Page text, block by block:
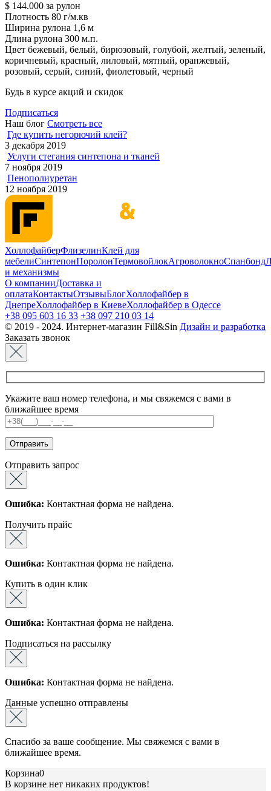
$ 144.000 за рулон
Плотность 80 г/м.кв
Ширина рулона 1,6 м
Длина рулона 300 м.п.
Цвет бежевый, белый, бирюзовый, голубой, желтый, зеленый,
коричневый, красный, лиловый, мятный, оранжевый,
розовый, серый, синий, фиолетовый, черный
Будь в курсе акций и скидок
Подписаться
Наш блог Смотреть все
Где купить негорючий клей?
3 декабря 2019
Услуги стегания синтепона и тканей
7 ноября 2019
Пенополиуретан
12 ноября 2019
ХоллофайберФлизелинКлей для
мебелиСинтепонПоролонТермовойлокАгроволокноСпанбонд
и механизмы
О компанииДоставка и
оплатаКонтактыОтзывыБлогХоллофайбер в
ДнепреХоллофайбер в КиевеХоллофайбер в Одессе
+38 095 603 16 33 +38 097 210 03 14
© 2019 - 2024. Интернет-магазин Fill&Sin Дизайн и разработка
Заказать звонок
Укажите ваш номер телефона, и мы свяжемся с вами в
ближайшее время
Отправить запрос
Ошибка: Контактная форма не найдена.
Получить прайс
Ошибка: Контактная форма не найдена.
Купить в один клик
Ошибка: Контактная форма не найдена.
Подписаться на рассылку
Ошибка: Контактная форма не найдена.
Данные успешно отправлены
Спасибо за ваше сообщение. Мы свяжемся с вами в
ближайшее время.
Корзина0
В корзине нет никаких продуктов!